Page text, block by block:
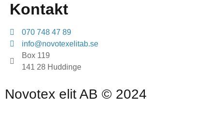
Kontakt
070 748 47 89
info@novotexelitab.se
Box 119
141 28 Huddinge
Novotex elit AB © 2024